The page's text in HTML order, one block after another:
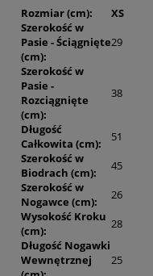
Rozmiar (cm): XS
Szerokość w
Pasie - Ściągnięte
(cm):
29
Szerokość w
Pasie -
Rozciągnięte
(cm):
38
Długość
Całkowita (cm):
51
Szerokość w
Biodrach (cm):
45
Szerokość w
Nogawce (cm):
26
Wysokość Kroku
(cm):
28
Długość Nogawki
Wewnętrznej
25